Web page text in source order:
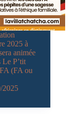
2025 à
animée
P’tit
(FA ou
2025